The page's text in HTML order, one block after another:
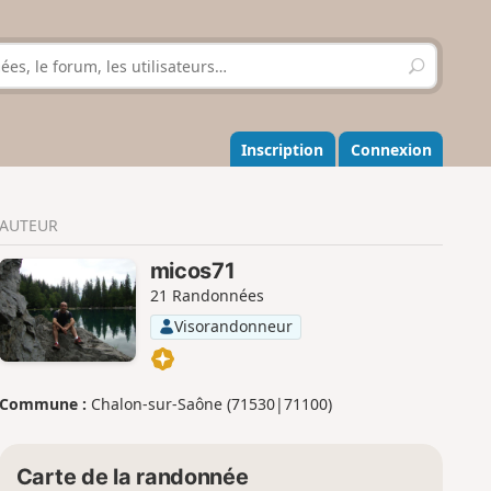
R
e
h
e
r
r
Inscription Connexion
AUTEUR
micos71
21 Randonnées
Visorandonneur
Commune : Chalon-sur-Saône (71530|71100)
Carte de la randonnée